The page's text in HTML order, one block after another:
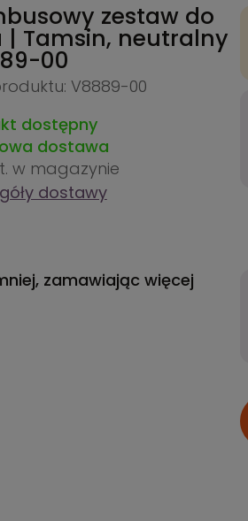
zestaw do
| Tamsin, neutralny
00
V8889-00
dostępny
dostawa
w magazynie
dostawy
zamawiając więcej